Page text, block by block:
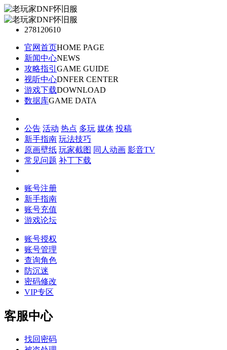
278120610
官网首页HOME PAGE
新闻中心NEWS
攻略指引 GAME GUIDE
视听中心DNFER CENTER
游戏下载DOWNLOAD
数据库GAME DATA
公告 活动 热点 多玩 媒体 投稿
新手指南 玩法技巧
原画壁纸 玩家截图 同人动画 影音TV
常见问题 补丁下载
账号注册
新手指南
账号充值
游戏论坛
账号授权
账号管理
查询角色
防沉迷
密码修改
VIP专区
客服中心
找回密码